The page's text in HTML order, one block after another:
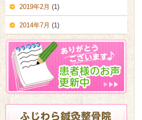
2019年2月 (1)
2014年7月 (1)